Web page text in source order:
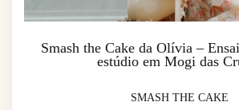
Smash the Cake da Olívia –
estúdio em Mogi das
SMASH THE CAKE